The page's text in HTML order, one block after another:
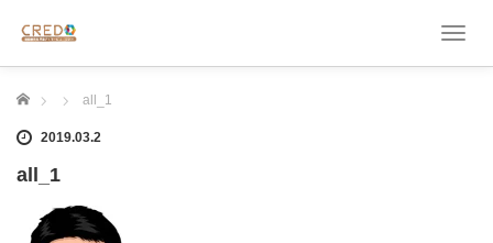
T
ホーム all_1
2019.03.2
all_1